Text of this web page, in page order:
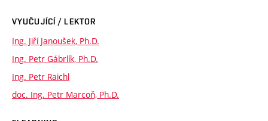
VYUČUJÍCÍ / LEKTOR
Ing. Jiří Janoušek, Ph.D.
Ing. Petr Gábrlík, Ph.D.
Ing. Petr Raichl
doc. Ing. Petr Marcoň, Ph.D.